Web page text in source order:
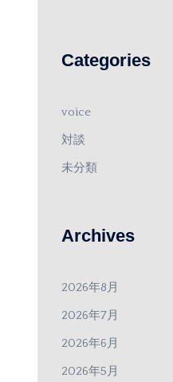
Categories
voice
対談
未分類
Archives
2026年8月
2026年7月
2026年6月
2026年5月